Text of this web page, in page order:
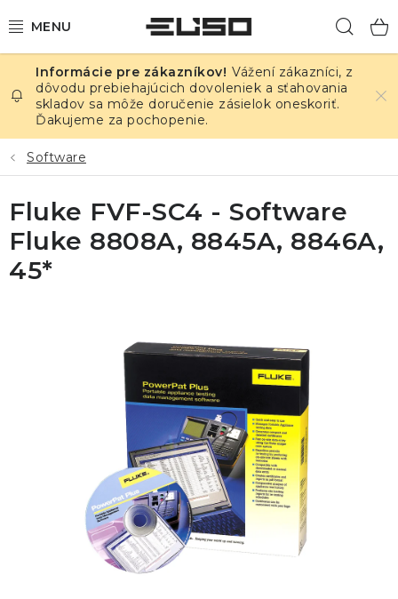
na
ELEKTRINA
TEPLOTA A VLHKOSŤ
TLAK A ÚNIKY
ZÁZNAMNÍKY
KALIBRÁCIA
Obchodné podmienky GDPR Slovník pojmov
Vážení zákazníci, z
dôvodu prebiehajúcich dovoleniek a sťahovania
skladov sa môže doručenie zásielok oneskoriť.
Ďakujeme za pochopenie.
Software
Fluke FVF-SC4 - Software
Fluke 8808A, 8845A, 8846A,
45*